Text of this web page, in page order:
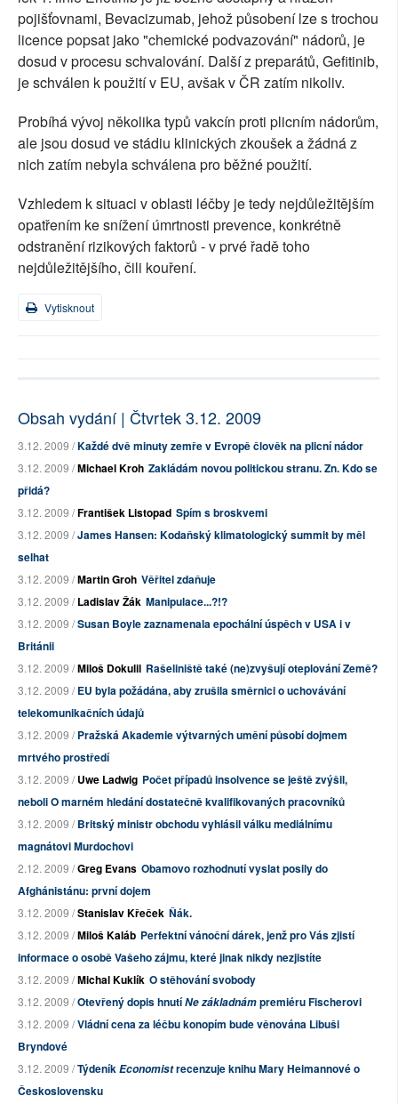
pojišťovnami, Bevacizumab, jehož působení lze s trochou
licence popsat jako "chemické podvazování" nádorů, je
dosud v procesu schvalování. Další z preparátů, Gefitinib,
je schválen k použití v EU, avšak v ČR zatím nikoliv.
Probíhá vývoj několika typů vakcín proti plicním nádorům,
ale jsou dosud ve stádiu klinických zkoušek a žádná z
nich zatím nebyla schválena pro běžné použití.
Vzhledem k situaci v oblasti léčby je tedy nejdůležitějším
opatřením ke snížení úmrtnosti prevence, konkrétně
odstranění rizikových faktorů - v prvé řadě toho
nejdůležitějšího, čili kouření.
Vytisknout
Obsah vydání | Čtvrtek 3.12. 2009
3.12. 2009 /Každé dvě minuty zemře v Evropě člověk na plicní nádor
3.12. 2009 /Michael Kroh Zakládám novou politickou stranu. Zn. Kdo se
přidá?
3.12. 2009 /František Listopad Spím s broskvemi
3.12. 2009 /James Hansen: Kodaňský klimatologický summit by měl
selhat
3.12. 2009 /Martin Groh Věřitel zdaňuje
3.12. 2009 /Ladislav Žák Manipulace...?!?
3.12. 2009 /Susan Boyle zaznamenala epochální úspěch v USA i v
Británii
3.12. 2009 /Miloš Dokulil Rašeliniště také (ne)zvyšují oteplování Země?
3.12. 2009 /EU byla požádána, aby zrušila směrnici o uchovávání
telekomunikačních údajů
3.12. 2009 /Pražská Akademie výtvarných umění působí dojmem
mrtvého prostředí
3.12. 2009 /Uwe Ladwig Počet případů insolvence se ještě zvýšil,
neboli O marném hledání dostatečně kvalifikovaných pracovníků
3.12. 2009 /Britský ministr obchodu vyhlásil válku mediálnímu
magnátovi Murdochovi
2.12. 2009 /Greg Evans Obamovo rozhodnutí vyslat posily do
Afghánistánu: první dojem
3.12. 2009 /Stanislav Křeček Ňák.
3.12. 2009 /Miloš Kaláb Perfektní vánoční dárek, jenž pro Vás zjistí
informace o osobě Vašeho zájmu, které jinak nikdy nezjistíte
3.12. 2009 /Michal Kuklík O stěhování svobody
3.12. 2009 /Otevřený dopis hnutíNe základnámpremiéru Fischerovi
3.12. 2009 /Vládní cena za léčbu konopím bude věnována Libuši
Bryndové
3.12. 2009 /TýdeníkEconomistrecenzuje knihu Mary Heimannové o
Československu